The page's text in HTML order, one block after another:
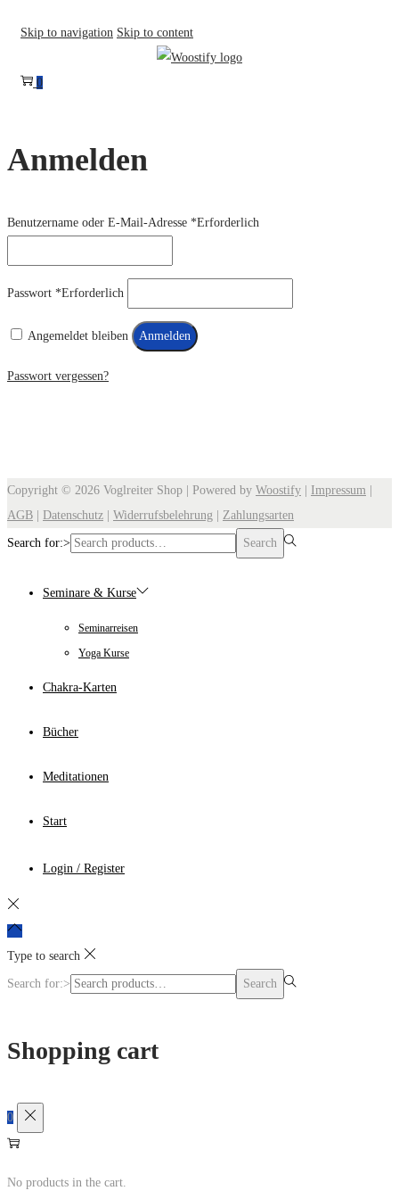
Skip to navigation Skip to content
0
Anmelden
Benutzername oder E-Mail-Adresse *Erforderlich
Passwort *Erforderlich
Angemeldet bleiben Anmelden
Passwort vergessen?
Copyright © 2026 Voglreiter Shop | Powered by Woostify Impressum
AGB
Datenschutz Widerrufsbelehrung Zahlungsarten
Search for:> Search
Seminare & Kurse
Seminarreisen
Yoga Kurse
Chakra-Karten
Bücher
Meditationen
Start
Login / Register
Type to search
Search for:> Search
Shopping cart
0
No products in the cart.